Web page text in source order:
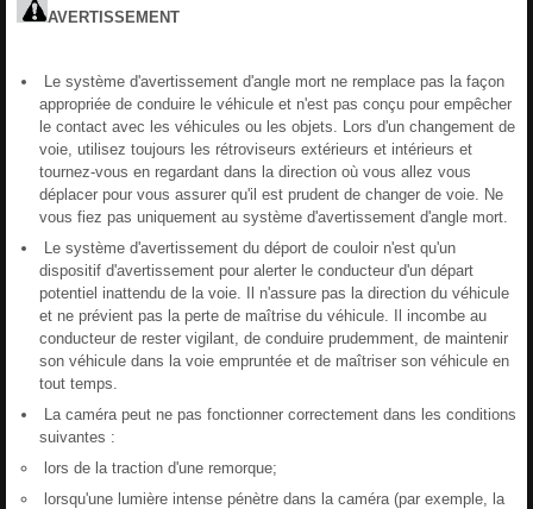
AVERTISSEMENT
Le système d'avertissement d'angle mort ne remplace pas la façon
appropriée de conduire le véhicule et n'est pas conçu pour empêcher
le contact avec les véhicules ou les objets. Lors d'un changement de
voie, utilisez toujours les rétroviseurs extérieurs et intérieurs et
tournez-vous en regardant dans la direction où vous allez vous
déplacer pour vous assurer qu'il est prudent de changer de voie. Ne
vous fiez pas uniquement au système d'avertissement d'angle mort.
Le système d'avertissement du déport de couloir n'est qu'un
dispositif d'avertissement pour alerter le conducteur d'un départ
potentiel inattendu de la voie. Il n'assure pas la direction du véhicule
et ne prévient pas la perte de maîtrise du véhicule. Il incombe au
conducteur de rester vigilant, de conduire prudemment, de maintenir
son véhicule dans la voie empruntée et de maîtriser son véhicule en
tout temps.
La caméra peut ne pas fonctionner correctement dans les conditions
suivantes :
lors de la traction d'une remorque;
lorsqu'une lumière intense pénètre dans la caméra (par exemple, la